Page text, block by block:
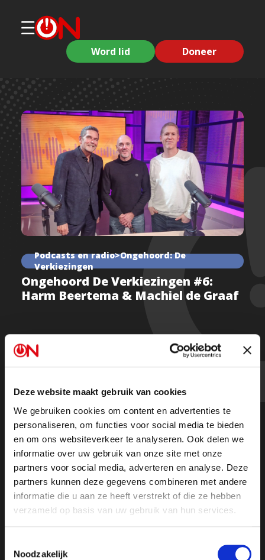
Deze website maakt gebruik van cookies
We gebruiken cookies om content en advertenties te
personaliseren, om functies voor social media te bieden
en om ons websiteverkeer te analyseren. Ook delen we
informatie over uw gebruik van onze site met onze
partners voor social media, adverteren en analyse. Deze
partners kunnen deze gegevens combineren met andere
informatie die u aan ze heeft verstrekt of die ze hebben
verzameld op basis van uw gebruik van hun services.
Noodzakelijk
Word lid Doneer
Podcasts en radio>Ongehoord: De
Verkiezingen
Ongehoord De Verkiezingen #6:
Harm Beertema & Machiel de Graaf
PVV-Tweede Kamerleden Harm Beertema en Machiel
hun partij bij TK2023, opkomend antisemitisme in NL
en klimaathysterie.
Presentatie: Peter Vlemmix.
Beluister Ongehoord De Verkiezingen #6